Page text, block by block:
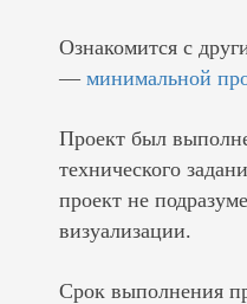
Ознакомится с
— минимальной
Проект был
технического
проект не
визуализации.
Срок выполнения